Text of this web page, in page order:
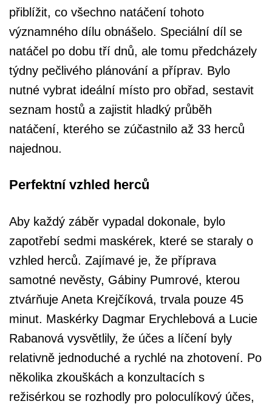
přiblížit, co všechno natáčení tohoto
významného dílu obnášelo. Speciální díl se
natáčel po dobu tří dnů, ale tomu předcházely
týdny pečlivého plánování a příprav. Bylo
nutné vybrat ideální místo pro obřad, sestavit
seznam hostů a zajistit hladký průběh
natáčení, kterého se zúčastnilo až 33 herců
najednou.
Perfektní vzhled herců
Aby každý záběr vypadal dokonale, bylo
zapotřebí sedmi maskérek, které se staraly o
vzhled herců. Zajímavé je, že příprava
samotné nevěsty, Gábiny Pumrové, kterou
ztvárňuje Aneta Krejčíková, trvala pouze 45
minut. Maskérky Dagmar Erychlebová a Lucie
Rabanová vysvětlily, že účes a líčení byly
relativně jednoduché a rychlé na zhotovení. Po
několika zkouškách a konzultacích s
režisérkou se rozhodly pro poloculíkový účes,